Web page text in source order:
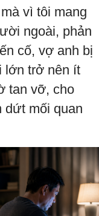
vì tôi mang
ngoài, phản
cố, vợ anh bị
lớn trở nên ít
tan vỡ, cho
dứt mối quan